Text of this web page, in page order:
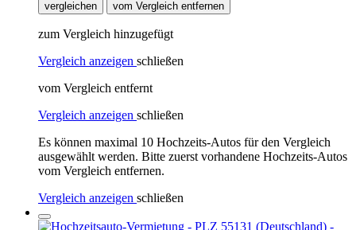
vergleichen vom Vergleich entfernen
zum Vergleich hinzugefügt
Vergleich anzeigen schließen
vom Vergleich entfernt
Vergleich anzeigen schließen
Es können maximal 10 Hochzeits-Autos für den Vergleich
ausgewählt werden. Bitte zuerst vorhandene Hochzeits-Autos
vom Vergleich entfernen.
Vergleich anzeigen schließen